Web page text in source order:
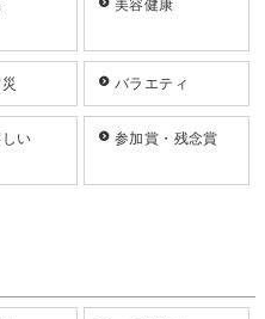
美容健康
バラエティ
い 参加賞・残念賞